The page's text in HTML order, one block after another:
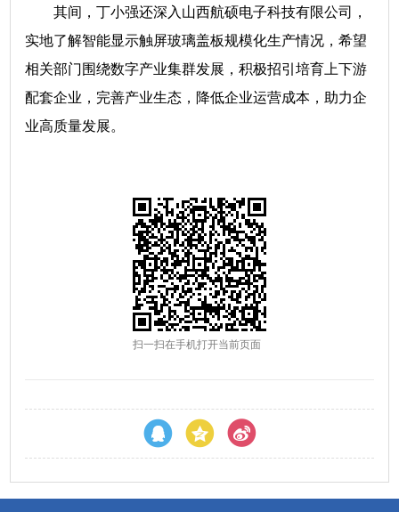
其间，丁小强还深入山西航硕电子科技有限公司，
实地了解智能显示触屏玻璃盖板规模化生产情况，希望
相关部门围绕数字产业集群发展，积极招引培育上下游
配套企业，完善产业生态，降低企业运营成本，助力企
业高质量发展。
扫一扫在手机打开当前页面